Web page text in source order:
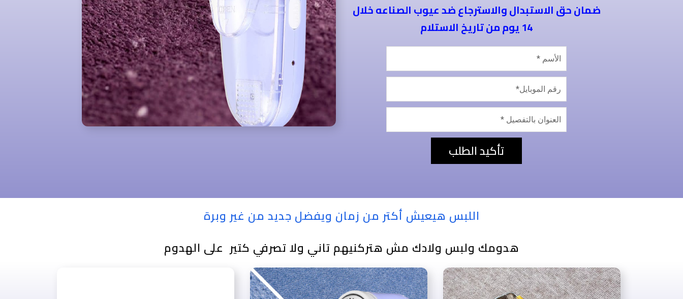
ضمان حق الاستبدال والاسترجاع ضد عيوب الصناعه خلال
14 يوم من تاريخ الاستلام
تأكيد الطلب
اللبس هيعيش أكتر من زمان ويفضل جديد من غير وبرة
هدومك ولبس ولادك مش هتركنيهم تاني ولا تصرفي كتير على الهدوم